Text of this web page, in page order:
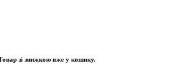
зі знижкою вже у кошику.